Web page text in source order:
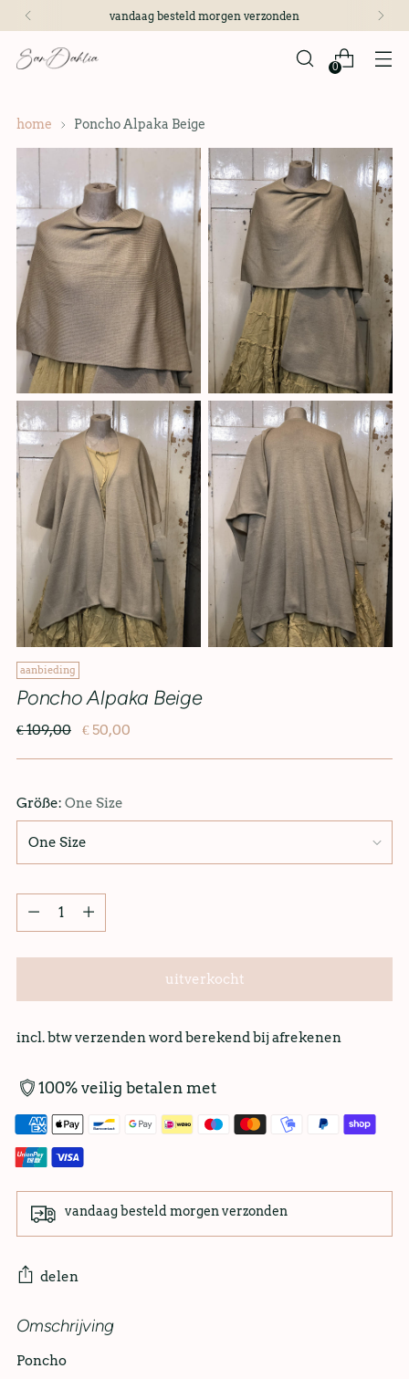
vandaag besteld morgen verzonden
0
home Poncho Alpaka Beige
aanbieding
Poncho Alpaka Beige
€ 109,00 € 50,00
Größe: One Size
uitverkocht
incl. btw verzenden word berekend bij afrekenen
100% veilig betalen met
vandaag besteld morgen verzonden
delen
Omschrijving
Poncho